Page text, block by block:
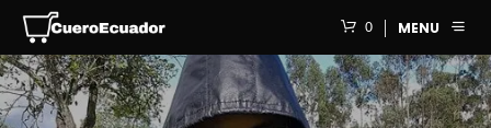
0 MENU